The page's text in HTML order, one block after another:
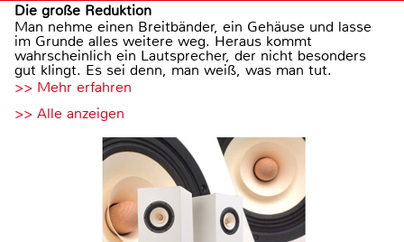
Die große Reduktion
Man nehme einen Breitbänder, ein Gehäuse und lasse
im Grunde alles weitere weg. Heraus kommt
wahrscheinlich ein Lautsprecher, der nicht besonders
gut klingt. Es sei denn, man weiß, was man tut.
>> Mehr erfahren
>> Alle anzeigen